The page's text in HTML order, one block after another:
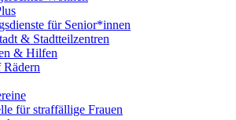
für Senior*innen
& Stadtteilzentren
& Hilfen
Rädern
für straffällige Frauen